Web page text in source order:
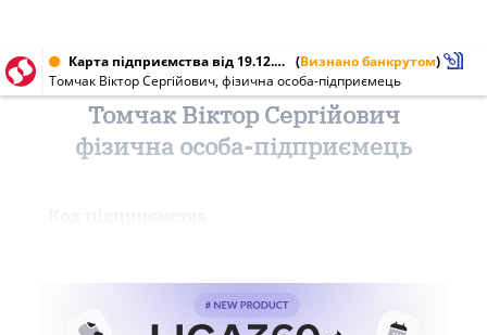
Карта підприємства від 19.12.2016 № 2611601895 (Визнано банкрутом)
Томчак Віктор Сергійович, фізична особа-підприємець
Томчак Віктор Сергійович
фізична особа-підприємець